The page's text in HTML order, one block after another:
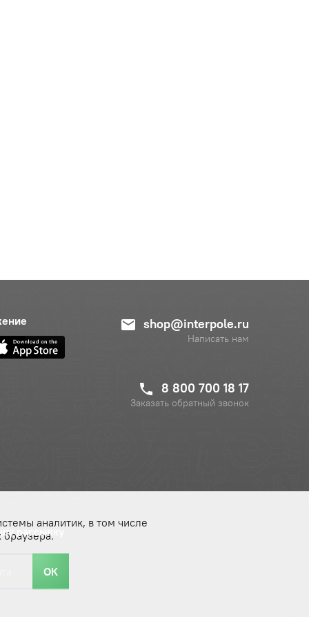
shop@interpole.ru
Написать нам
8 800 700 18 17
Заказать обратный звонок
рассылку
ОК
аналитик, в том числе
браузера.